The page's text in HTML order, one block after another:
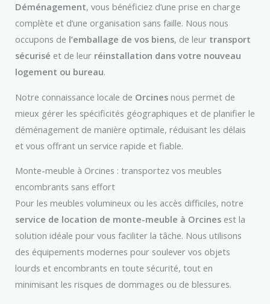
Déménagement, vous bénéficiez d’une prise en charge
complète et d’une organisation sans faille. Nous nous
occupons de l’emballage de vos biens, de leur transport
sécurisé et de leur réinstallation dans votre nouveau
logement ou bureau.
Notre connaissance locale de Orcines nous permet de
mieux gérer les spécificités géographiques et de planifier le
déménagement de manière optimale, réduisant les délais
et vous offrant un service rapide et fiable.
Monte-meuble à Orcines : transportez vos meubles
encombrants sans effort
Pour les meubles volumineux ou les accès difficiles, notre
service de location de monte-meuble à Orcines est la
solution idéale pour vous faciliter la tâche. Nous utilisons
des équipements modernes pour soulever vos objets
lourds et encombrants en toute sécurité, tout en
minimisant les risques de dommages ou de blessures.